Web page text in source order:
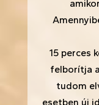
15 perces
felborítja
tudom
esetben új